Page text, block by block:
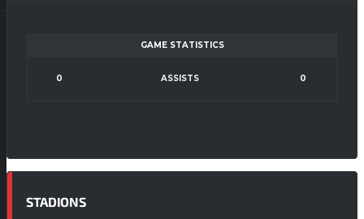
GAME STATISTICS
0 ASSISTS 0
STADIONS